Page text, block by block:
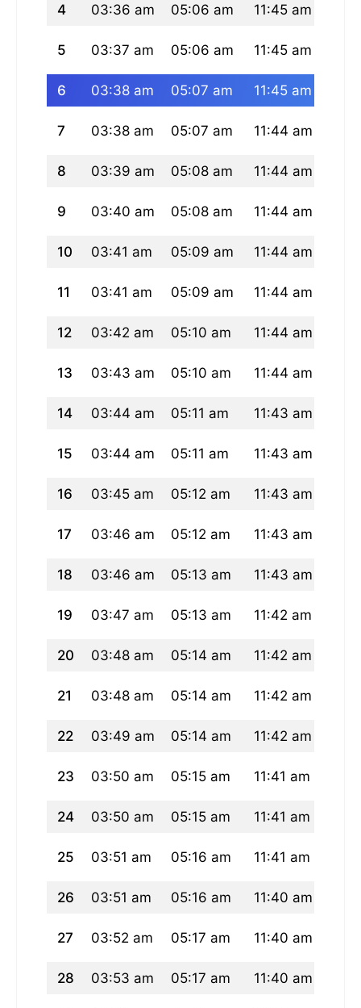
4 03:36 am 05:06 am 11:45 am
5 03:37 am 05:06 am 11:45 am
6 03:38 am 05:07 am 11:45 am
7 03:38 am 05:07 am 11:44 am
8 03:39 am 05:08 am 11:44 am
9 03:40 am 05:08 am 11:44 am
10 03:41 am 05:09 am 11:44 am
11 03:41 am 05:09 am 11:44 am
12 03:42 am 05:10 am 11:44 am
13 03:43 am 05:10 am 11:44 am
14 03:44 am 05:11 am 11:43 am
15 03:44 am 05:11 am 11:43 am
16 03:45 am 05:12 am 11:43 am
17 03:46 am 05:12 am 11:43 am
18 03:46 am 05:13 am 11:43 am
19 03:47 am 05:13 am 11:42 am
20 03:48 am 05:14 am 11:42 am
21 03:48 am 05:14 am 11:42 am
22 03:49 am 05:14 am 11:42 am
23 03:50 am 05:15 am 11:41 am
24 03:50 am 05:15 am 11:41 am
25 03:51 am 05:16 am 11:41 am
26 03:51 am 05:16 am 11:40 am
27 03:52 am 05:17 am 11:40 am
28 03:53 am 05:17 am 11:40 am